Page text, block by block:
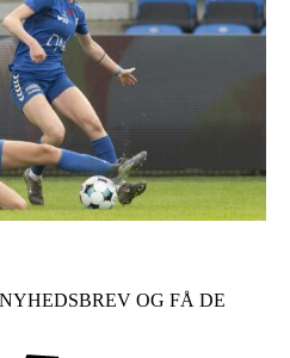
OG FÅ DE